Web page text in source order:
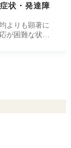
状・発達障
よりも顕著に
が困難な状態